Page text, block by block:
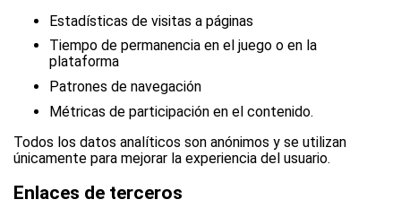
Estadísticas de visitas a páginas
Tiempo de permanencia en el juego o en la
plataforma
Patrones de navegación
Métricas de participación en el contenido.
Todos los datos analíticos son anónimos y se utilizan
únicamente para mejorar la experiencia del usuario.
Enlaces de terceros